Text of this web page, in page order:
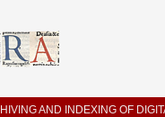
AND INDEXING OF